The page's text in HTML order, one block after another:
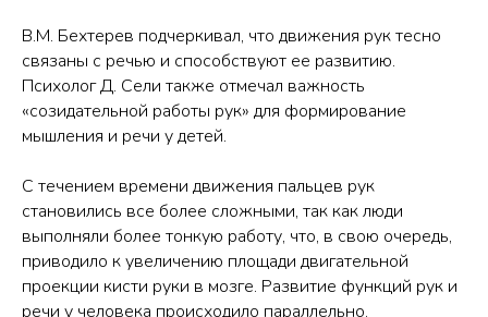
В.М. Бехтерев подчеркивал, что движения рук тесно
связаны с речью и способствуют ее развитию.
Психолог Д. Сели также отмечал важность
«созидательной работы рук» для формирование
мышления и речи у детей.
С течением времени движения пальцев рук
становились все более сложными, так как люди
выполняли более тонкую работу, что, в свою очередь,
приводило к увеличению площади двигательной
проекции кисти руки в мозге. Развитие функций рук и
речи у человека происходило параллельно.